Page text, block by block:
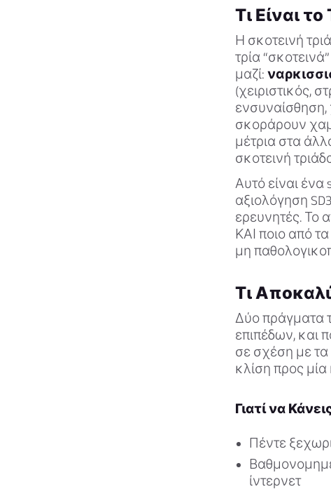
Τι Είναι
Η σκοτεινή
τρία
μαζί:
(χειριστικός,
ενσυναίσθηση,
σκοράρουν
μέτρια στα
σκοτεινή
Αυτό είναι
αξιολόγηση
ερευνητές. Το
ΚΑΙ ποιο από
μη
Τι
Δύο πράγματα
επιπέδων, και
σε σχέση με τα
κλίση προς
Γιατί να
Πέντε
ίντερνετ